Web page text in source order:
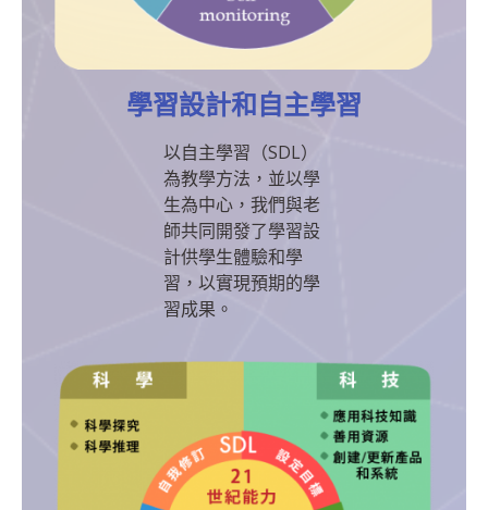
學習設計和自主學習
以自主學習（SDL）
為教學方法，並以學
生為中心，我們與老
師共同開發了學習設
計供學生體驗和學
習，以實現預期的學
習成果。